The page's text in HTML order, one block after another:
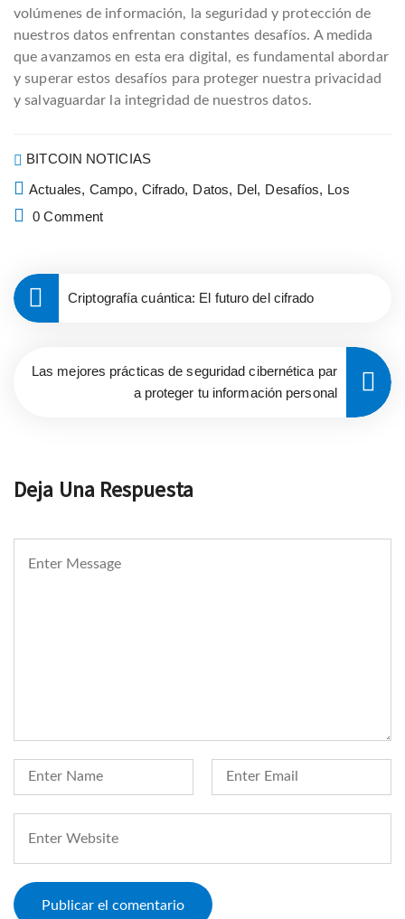
volúmenes de información, la seguridad y protección de
nuestros datos enfrentan constantes desafíos. A medida
que avanzamos en esta era digital, es fundamental abordar
y superar estos desafíos para proteger nuestra privacidad
y salvaguardar la integridad de nuestros datos.
BITCOIN NOTICIAS
Actuales, Campo, Cifrado, Datos, Del, Desafíos, Los
0 Comment
Criptografía cuántica: El futuro del cifrado
Las mejores prácticas de seguridad cibernética par
a proteger tu información personal
Deja Una Respuesta